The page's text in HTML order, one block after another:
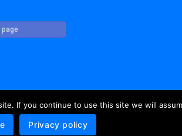
© TORCH - IT 2018. All Rights Reserved.
If you continue to use this site we will
Privacy policy